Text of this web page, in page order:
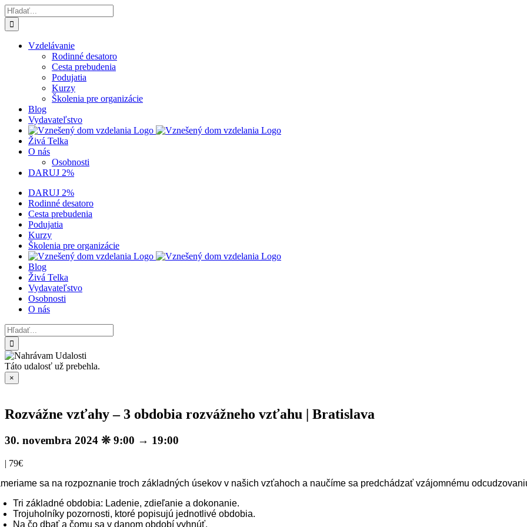
Skip
to
content
Hľadať:
Vzdelávanie
Rodinné desatoro
Cesta prebudenia
Podujatia
Kurzy
Školenia pre organizácie
Blog
Vydavateľstvo
Živá Telka
O nás
Osobnosti
DARUJ 2%
DARUJ 2%
Rodinné desatoro
Cesta prebudenia
Podujatia
Kurzy
Školenia pre organizácie
Blog
Živá Telka
Vydavateľstvo
Osobnosti
O nás
Hľadať:
Táto udalosť už prebehla.
×
Rozvážne vzťahy – 3 obdobia rozvážneho vzťahu | Bratislava
30. novembra 2024 ❊ 9:00 → 19:00
| 79€
sa na rozpoznanie troch základných úsekov v našich vzťahoch a naučíme sa predchádzať vzájomnému
Tri základné obdobia: Ladenie, zdieľanie a dokonanie.
Trojuholníky pozornosti, ktoré popisujú jednotlivé obdobia.
Na čo dbať a čomu sa v danom období vyhnúť.